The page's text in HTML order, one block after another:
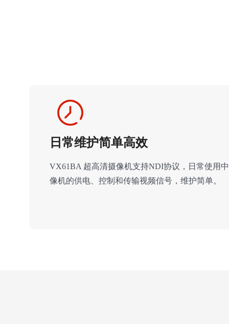
日常维护简单高效
VX61BA 超高清摄像机支持NDI协议，日常使用
像机的供电、控制和传输视频信号，维护简单。